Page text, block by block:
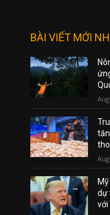
BÀI VIẾT MỚI
dự
với